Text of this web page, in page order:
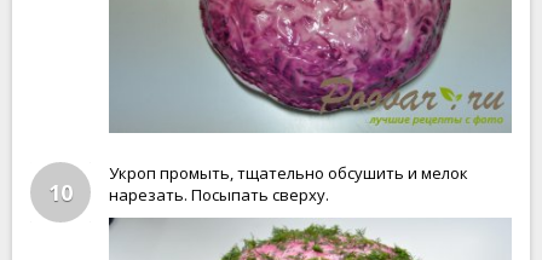
10
Укроп промыть, тщательно обсушить и мелок
нарезать. Посыпать сверху.